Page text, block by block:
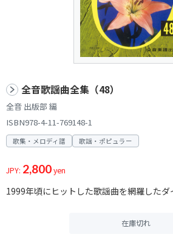
全音歌謡曲全集（48）
全音 出版部 編
ISBN978-4-11-769148-1
歌集・メロディ譜 歌謡・ポピュラー
JPY: 2,800yen
1999年頃にヒットした歌謡曲を網羅したダ
在庫切れ